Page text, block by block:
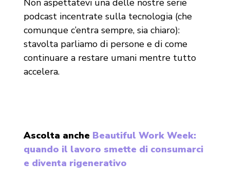
Non aspettatevi una delle nostre serie
podcast incentrate sulla tecnologia (che
comunque c’entra sempre, sia chiaro):
stavolta parliamo di persone e di come
continuare a restare umani mentre tutto
accelera.
Ascolta anche Beautiful Work Week:
quando il lavoro smette di consumarci
e diventa rigenerativo